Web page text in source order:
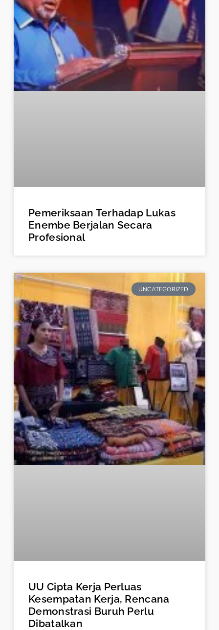
Pemeriksaan Terhadap Lukas
Enembe Berjalan Secara
Profesional
UNCATEGORIZED
UU Cipta Kerja Perluas
Kesempatan Kerja, Rencana
Demonstrasi Buruh Perlu
Dibatalkan